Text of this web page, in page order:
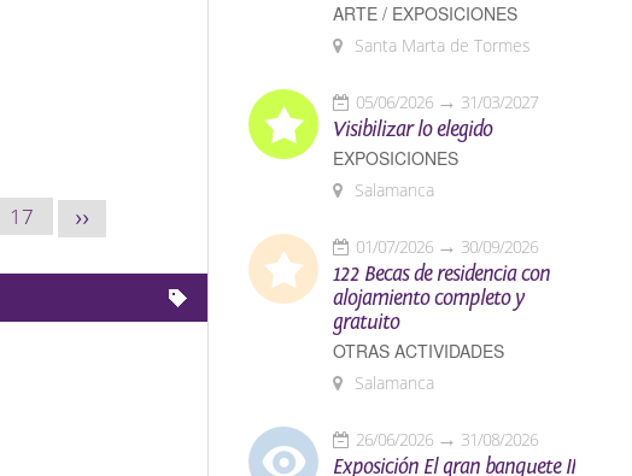
17 >>
ARTE / EXPOSICIONES
Santa Marta de Tormes
05/06/2026 31/03/2027
Visibilizar lo elegido
EXPOSICIONES
Salamanca
01/07/2026 30/09/2026
122 Becas de residencia con
alojamiento completo y
gratuito
OTRAS ACTIVIDADES
Salamanca
26/06/2026 31/08/2026
Exposición El gran banquete II